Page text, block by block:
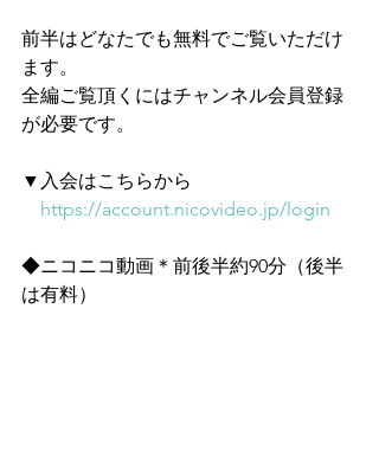
前半はどなたでも無料でご覧いただけ
ます。
全編ご覧頂くにはチャンネル会員登録
が必要です。
▼入会はこちらから
https://account.nicovideo.jp/login
◆ニコニコ動画＊前後半約90分（後半
は有料）